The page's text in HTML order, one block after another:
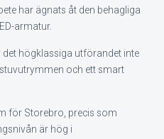
har ägnats åt den behagliga
armatur.
det högklassiga utförandet inte
och ett smart
för Storebro, precis som
är hög i